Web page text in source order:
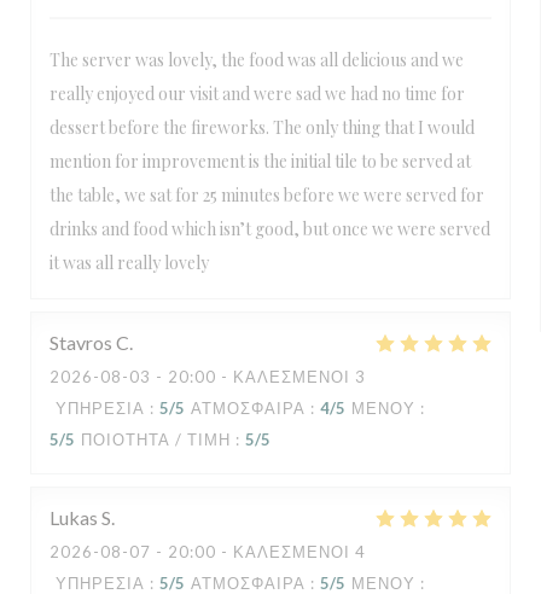
The server was lovely, the food was all delicious and we
really enjoyed our visit and were sad we had no time for
dessert before the fireworks. The only thing that I would
mention for improvement is the initial tile to be served at
the table, we sat for 25 minutes before we were served for
drinks and food which isn’t good, but once we were served
it was all really lovely
Stavros C
2026-08-03 - 20:00 - ΚΑΛΕΣΜΈΝΟΙ 3
ΥΠΗΡΕΣΊΑ : 5/5 ΑΤΜΌΣΦΑΙΡΑ : 4/5 ΜΕΝΟΎ :
5/5 ΠΟΙΌΤΗΤΑ / ΤΙΜΉ : 5/5
Lukas S
2026-08-07 - 20:00 - ΚΑΛΕΣΜΈΝΟΙ 4
ΥΠΗΡΕΣΊΑ : 5/5 ΑΤΜΌΣΦΑΙΡΑ : 5/5 ΜΕΝΟΎ :